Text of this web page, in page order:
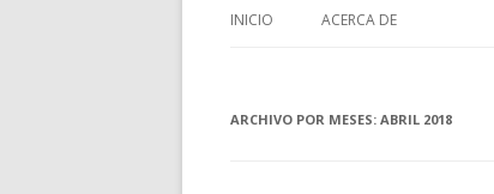
INICIO ACERCA DE
ARCHIVO POR MESES: ABRIL 2018